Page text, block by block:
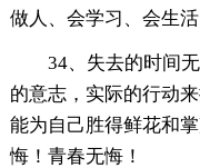
做人、会学习、会生活
34、失去的时间
的意志，实际的行动
能为自己胜得鲜花和
悔！青春无悔！